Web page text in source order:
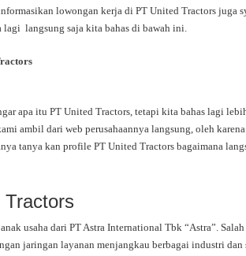
lowongan kerja di PT United Tractors juga
langsung saja kita bahas di bawah ini.
apa itu PT United Tractors, tetapi kita bahas lagi
ambil dari web perusahaannya langsung, oleh
tanya kan profile PT United Tractors bagaimana
Tractors
usaha dari PT Astra International Tbk “Astra”. Salah
jaringan layanan menjangkau berbagai industri dan